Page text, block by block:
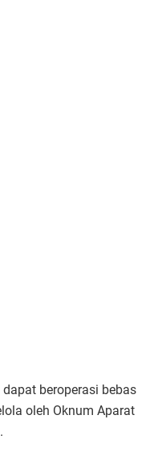
beroperasi bebas
oleh Oknum Aparat